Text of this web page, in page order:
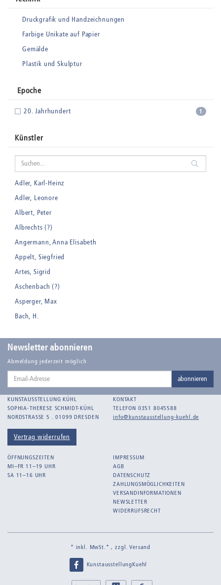
Druckgrafik und Handzeichnungen
Farbige Unikate auf Papier
Gemälde
Plastik und Skulptur
Epoche
1
20. Jahrhundert
Künstler
Adler, Karl-Heinz
Adler, Leonore
Albert, Peter
Albrechts (?)
Angermann, Anna Elisabeth
Appelt, Siegfried
Artes, Sigrid
Aschenbach (?)
Asperger, Max
Bach, H.
Balden, Theo , eigentlich Otto Koehler
Balden-Wolff, Annemarie
Bankroth, Bernd
Bankroth, Ursula
Barth, Arthur Julius
Bartnig, Horst
Bartzsch, Paul Kurt
Becker, F.
Beckmann, Max
Birnstengel, Richard
Newsletter abonnieren
Abmeldung jederzeit möglich
Email-
abonnieren
KUNSTAUSSTELLUNG KÜHL
SOPHIA-THERESE SCHMIDT-KÜHL
NORDSTRASSE 5 . 01099 DRESDEN
Vertrag widerrufen
KONTAKT
TELEFON 0351 8045588
info@kunstausstellung-kuehl.de
ÖFFNUNGSZEITEN
MI–FR 11–19 UHR
SA 11–16 UHR
IMPRESSUM
AGB
DATENSCHUTZ
ZAHLUNGSMÖGLICHKEITEN
VERSANDINFORMATIONEN
NEWSLETTER
WIDERRUFSRECHT
* inkl. MwSt.* , zzgl.Versand
KunstausstellungKuehl